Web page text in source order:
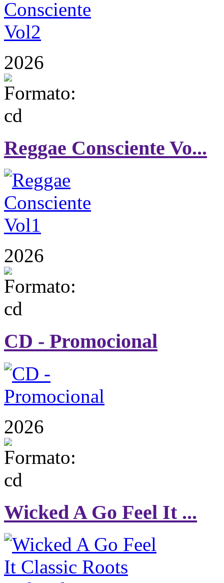
2026
Reggae Consciente Vo...
2026
CD - Promocional
2026
Wicked A Go Feel It ...